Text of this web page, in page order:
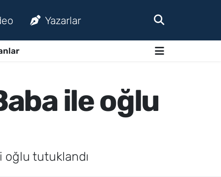
Yazarlar
ile oğlu
oğlu tutuklandı